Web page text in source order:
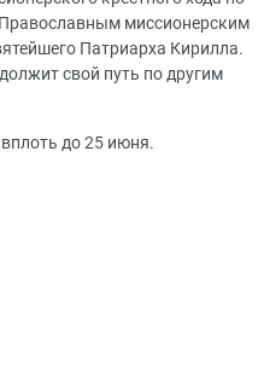
миссионерским
Патриарха Кирилла.
свой путь по другим
до 25 июня.